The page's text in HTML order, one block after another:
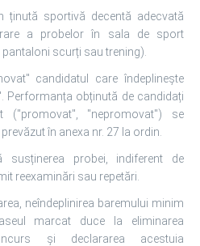
ținută sportivă decentă adecvată
a probelor în sala de sport
scurți sau trening).
candidatul care îndeplinește
Performanța obținută de candidați
("promovat", "nepromovat") se
în anexa nr. 27 la ordin.
probei, indiferent de
reexaminări sau repetări.
neîndeplinirea baremului minim
marcat duce la eliminarea
și declararea acestuia